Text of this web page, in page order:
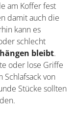
am Koffer fest
damit auch die
kann es
schlecht
bleibt.
oder lose Griffe
Schlafsack von
Stücke sollten